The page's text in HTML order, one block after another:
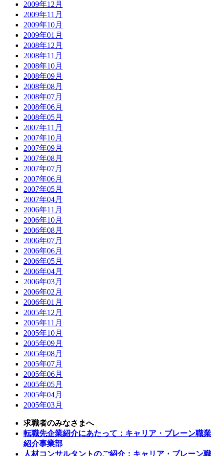
2009年12月
2009年11月
2009年10月
2009年01月
2008年12月
2008年11月
2008年10月
2008年09月
2008年08月
2008年07月
2008年06月
2008年05月
2007年11月
2007年10月
2007年09月
2007年08月
2007年07月
2007年06月
2007年05月
2007年04月
2006年11月
2006年10月
2006年08月
2006年07月
2006年06月
2006年05月
2006年04月
2006年03月
2006年02月
2006年01月
2005年12月
2005年11月
2005年10月
2005年09月
2005年08月
2005年07月
2005年06月
2005年05月
2005年04月
2005年03月
求職者のみなさまへ
転職先企業紹介にあたって：キャリア・ブレーン職業
紹介事業部
人材コンサルタントのご紹介：キャリア・ブレーン職